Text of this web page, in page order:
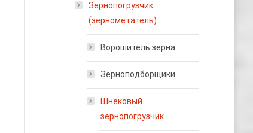
Зернопогрузчик
(зернометатель)
Ворошитель зерна
Зерноподборщики
Шнековый
зернопогрузчик